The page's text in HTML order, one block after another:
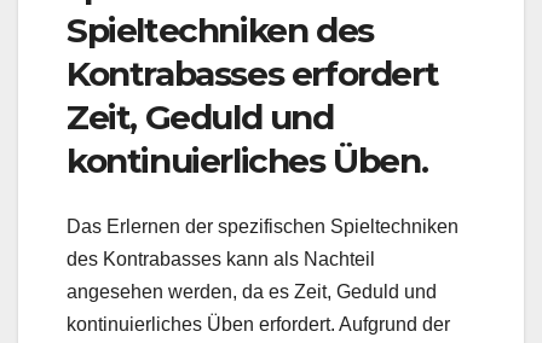
Spieltechniken des
Kontrabasses erfordert
Zeit, Geduld und
kontinuierliches Üben.
Das Erlernen der spezifischen Spieltechniken
des Kontrabasses kann als Nachteil
angesehen werden, da es Zeit, Geduld und
kontinuierliches Üben erfordert. Aufgrund der